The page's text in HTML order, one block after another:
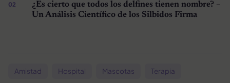
¿Es cierto que todos los delfines tienen nombre? –
Un Análisis Científico de los Silbidos Firma
Amistad Hospital Mascotas Terapia